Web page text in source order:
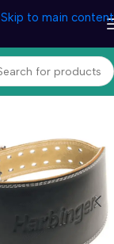
Skip to main content
עמוד הבית/ספורט